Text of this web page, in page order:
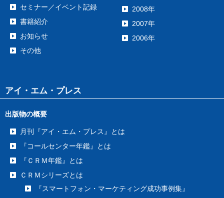
セミナー／イベント記録
書籍紹介
お知らせ
その他
2008年
2007年
2006年
アイ・エム・プレス
出版物の概要
月刊『アイ・エム・プレス』とは
『コールセンター年鑑』とは
『ＣＲＭ年鑑』とは
ＣＲＭシリーズとは
『スマートフォン・マーケティング成功事例集』